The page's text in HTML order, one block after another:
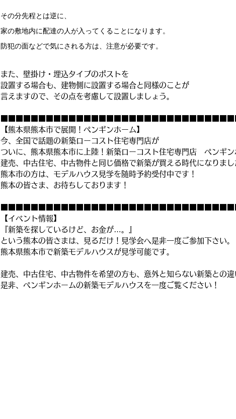
その分先程とは逆に、
家の敷地内に配達の人が入ってくることになります。
防犯の面などで気にされる方は、注意が必要です。
また、壁掛け・埋込タイプのポストを
設置する場合も、建物側に設置する場合と同様のことが
言えますので、その点を考慮して設置しましょう。
【熊本県熊本市で展開！ペンギンホーム】
今、全国で話題の新築ローコスト住宅専門店が
ついに、熊本県熊本市に上陸！新築ローコスト住宅専門店　ペンギン
建売、中古住宅、中古物件と同じ価格で新築が買える時代になりまし
熊本市の方は、モデルハウス見学を随時予約受付中です！
熊本の皆さま、お待ちしております！
【イベント情報】
『新築を探しているけど、お金が…。』
という熊本の皆さまは、見るだけ！見学会へ是非一度ご参加下さい。
熊本県熊本市で新築モデルハウスが見学可能です。
建売、中古住宅、中古物件を希望の方も、意外と知らない新築との違
是非、ペンギンホームの新築モデルハウスを一度ご覧ください！